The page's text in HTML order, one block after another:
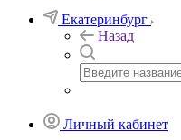
Екатеринбург
Назад
Личный кабинет